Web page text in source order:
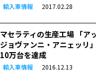
輸入車情報 2017.02.28
マセラティの生産工場 「ア
ジョヴァンニ・アニェッリ
10万台を達成
輸入車情報 2016.12.13